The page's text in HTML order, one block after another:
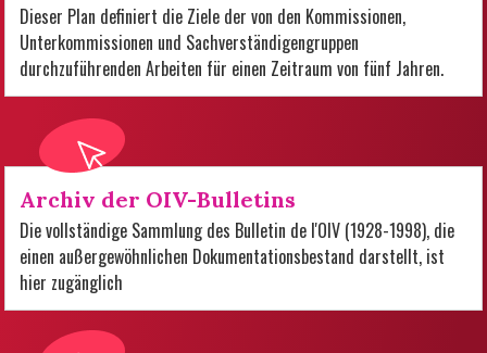
Dieser Plan definiert die Ziele der von den Kommissionen,
Unterkommissionen und Sachverständigengruppen
durchzuführenden Arbeiten für einen Zeitraum von fünf Jahren.
Archiv der OIV-Bulletins
Die vollständige Sammlung des Bulletin de l'OIV (1928-1998), die
einen außergewöhnlichen Dokumentationsbestand darstellt, ist
hier zugänglich